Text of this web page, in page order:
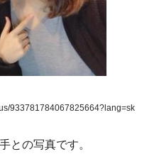
933781784067825664?lang=sk
との写真です。